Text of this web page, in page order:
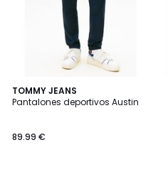
TOMMY JEANS
Pantalones deportivos Austin
89.99 €